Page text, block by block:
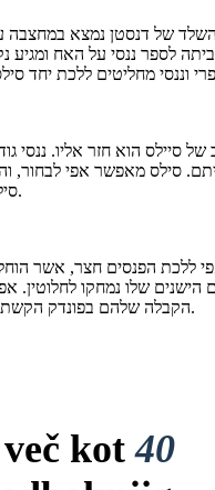
של דנסטן נמצא במחצבה
לספר ננסי על האח ומגיע
של סיילס הוא חזר אליו. ננסי
סילס מאפשר אפי לבחור,
סילס. סיילס הוא קלה, ובוכה מרוב אושר.
ללכת הפנסים חצר, אשר
הישנים שלו נמחקו לחלוטין.
הקבלה שלהם בפונדק הקשת, אבל ישמור את הסוד ואינו להשתתף.
kot40